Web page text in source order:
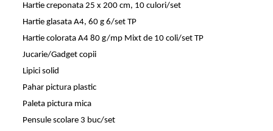
Hartie creponata 25 x 200 cm, 10 culori/set
Hartie glasata A4, 60 g 6/set TP
Hartie colorata A4 80 g/mp Mixt de 10 coli/set TP
Jucarie/Gadget copii
Lipici solid
Pahar pictura plastic
Paleta pictura mica
Pensule scolare 3 buc/set